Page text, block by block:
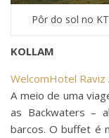
Pôr do sol no
KOLLAM
WelcomHotel Raviz
A meio de uma
as Backwaters –
barcos. O buffet é